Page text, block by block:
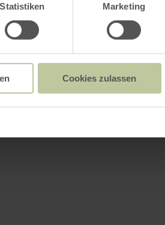
Statistiken Marketing
Cookies zulassen